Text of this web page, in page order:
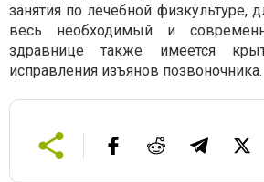
занятия по лечебной физкультуре,
весь необходимый и
здравнице также имеется
исправления изъянов позвоночника.